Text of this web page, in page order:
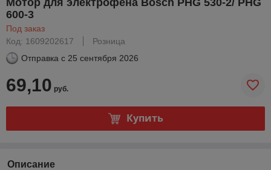
600-3
Под заказ
Код: 1609202617
Розница
Отправка с 25 сентября 2026
69,10 руб.
Купить
Описание